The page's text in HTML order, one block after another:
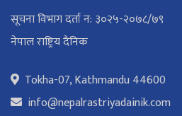
सूचना विभाग दर्ता न: ३०२५-२०७८/७९
नेपाल राष्ट्रिय दैनिक
Tokha-07, Kathmandu 44600
info@nepalrastriyadainik.com